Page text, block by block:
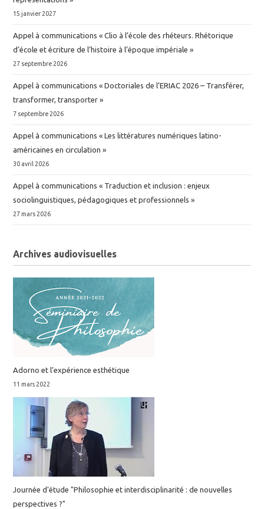
15 janvier 2027
Appel à communications « Clio à l’école des rhéteurs. Rhétorique
d’école et écriture de l’histoire à l’époque impériale »
27 septembre 2026
Appel à communications « Doctoriales de l’ERIAC 2026 – Transférer,
transformer, transporter »
7 septembre 2026
Appel à communications « Les littératures numériques latino-
américaines en circulation »
30 avril 2026
Appel à communications « Traduction et inclusion : enjeux
sociolinguistiques, pédagogiques et professionnels »
27 mars 2026
Archives audiovisuelles
Adorno et l’expérience esthétique
11 mars 2022
Journée d'étude "Philosophie et interdisciplinarité : de nouvelles
perspectives ?"